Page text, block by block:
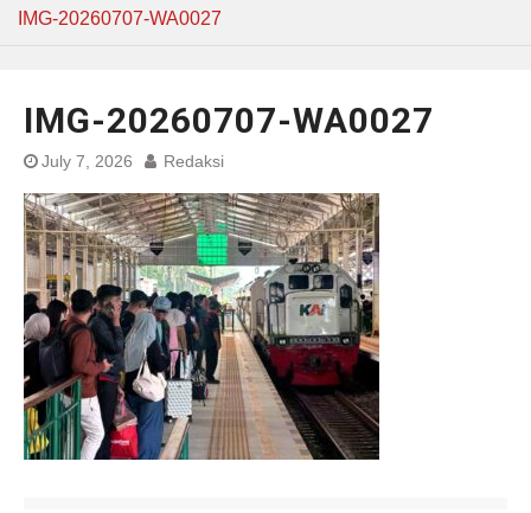
IMG-20260707-WA0027
IMG-20260707-WA0027
July 7, 2026 Redaksi